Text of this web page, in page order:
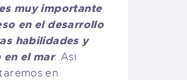
muy importante
en el desarrollo
habilidades y
en el mar. Asi
en